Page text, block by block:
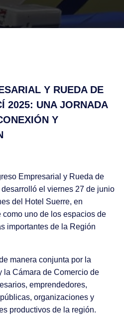
Y RUEDA DE
2025: UNA JORNADA
Y
Empresarial y Rueda de
el viernes 27 de junio
del Hotel Suerre, en
uno de los espacios de
importantes de la Región
manera conjunta por la
la Cámara de Comercio de
emprendedores,
organizaciones y
productivos de la región.